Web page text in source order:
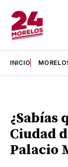
INICIO
¿Sabías
Ciudad
Palacio